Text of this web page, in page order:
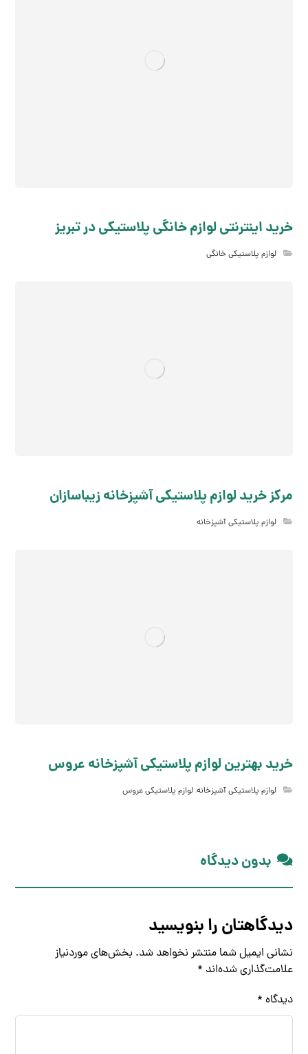
خرید اینترنتی لوازم خانگی پلاستیکی در تبریز
لوازم پلاستیکی خانگی
مرکز خرید لوازم پلاستیکی آشپزخانه زیباسازان
لوازم پلاستیکی آشپزخانه
خرید بهترین لوازم پلاستیکی آشپزخانه عروس
لوازم پلاستیکی آشپزخانه,لوازم پلاستیکی عروس
بدون دیدگاه
دیدگاهتان را بنویسید
نشانی ایمیل شما منتشر نخواهد شد. بخش‌های موردنیاز
علامت‌گذاری شده‌اند *
دیدگاه *